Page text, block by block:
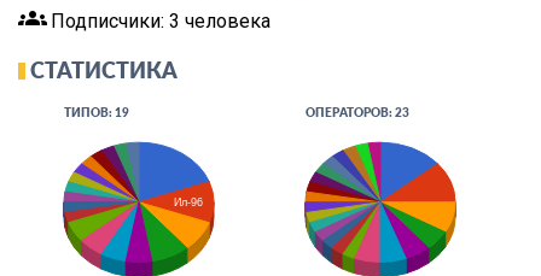
groups Подписчики: 3 человека
СТАТИСТИКА
ТИПОВ: 19
Ил-96
ОПЕРАТОРОВ: 23